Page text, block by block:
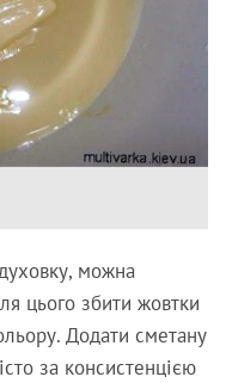
можна
цього збити жовтки
Додати сметану
за консистенцією